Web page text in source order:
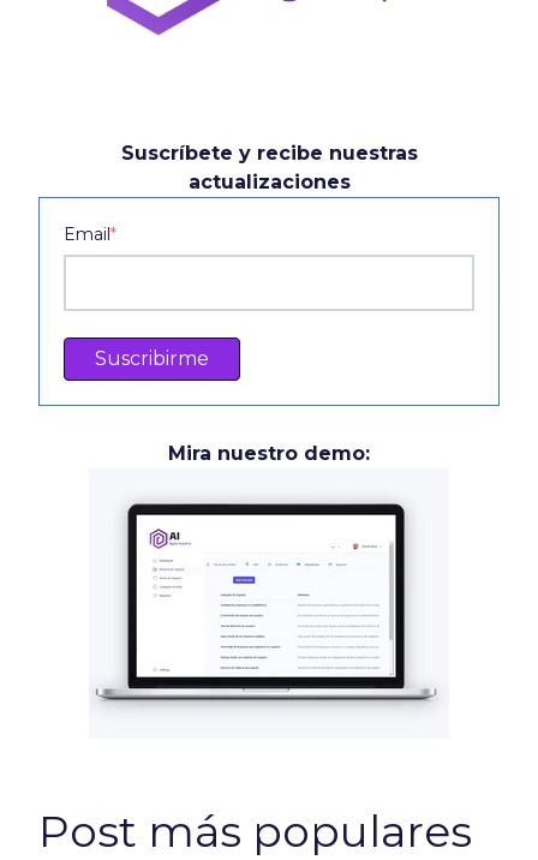
Suscríbete y recibe nuestras
actualizaciones
Email*
Mira nuestro demo:
Post más populares